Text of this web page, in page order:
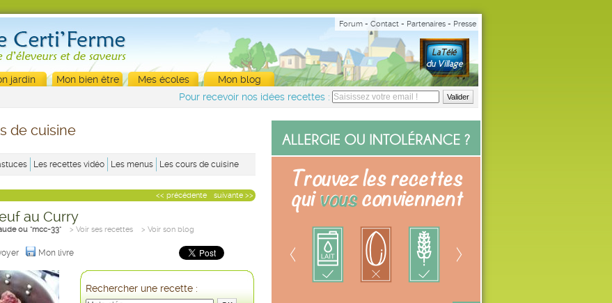
Forum - Contact - Partenaires - Presse
jardin Mon bien être Mes écoles
Mon blog
Pour recevoir nos idées recettes :
de cuisine
Les recettes vidéo Les menus Les cours de cuisine
suivante >>
<< précédente
au Curry
ou "mcc-33" > Voir ses recettes > Voir son blog
Mon livre
Rechercher une recette :